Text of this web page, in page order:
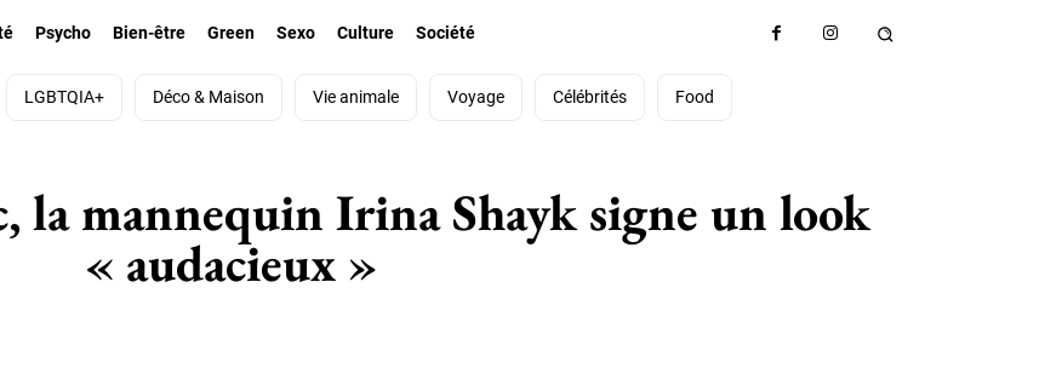
Psycho Bien-être Green Sexo Culture Société
LGBTQIA+ Déco & Maison Vie animale Voyage Célébrités Food
la mannequin Irina Shayk signe un look
« audacieux »